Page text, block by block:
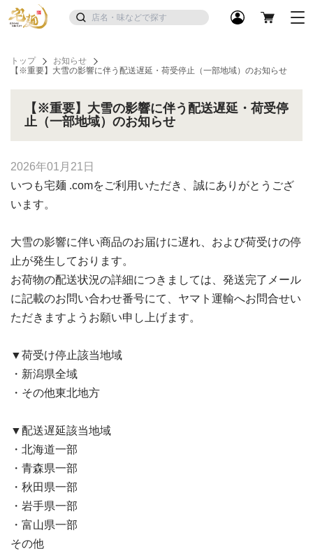
トップ
お知らせ
【※重要】大雪の影響に伴う配送遅延・荷受停止（一部地域）のお知らせ
【※重要】大雪の影響に伴う配送遅延・荷受停
止（一部地域）のお知らせ
2026年01月21日
いつも宅麺 .comをご利用いただき、誠にありがとうござ
います。
大雪の影響に伴い商品のお届けに遅れ、および荷受けの停
止が発生しております。
お荷物の配送状況の詳細につきましては、発送完了メール
に記載のお問い合わせ番号にて、ヤマト運輸へお問合せい
ただきますようお願い申し上げます。
▼荷受け停止該当地域
・新潟県全域
・その他東北地方
▼配送遅延該当地域
・北海道一部
・青森県一部
・秋田県一部
・岩手県一部
・富山県一部
その他